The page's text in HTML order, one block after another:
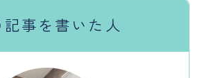
記事を書いた人